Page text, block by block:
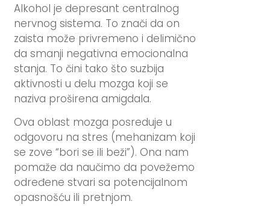
Alkohol je depresant centralnog
nervnog sistema. To znači da on
zaista može privremeno i delimično
da smanji negativna emocionalna
stanja. To čini tako što suzbija
aktivnosti u delu mozga koji se
naziva proširena amigdala.
Ova oblast mozga posreduje u
odgovoru na stres (mehanizam koji
se zove “bori se ili beži”). Ona nam
pomaže da naučimo da povežemo
određene stvari sa potencijalnom
opasnošću ili pretnjom.